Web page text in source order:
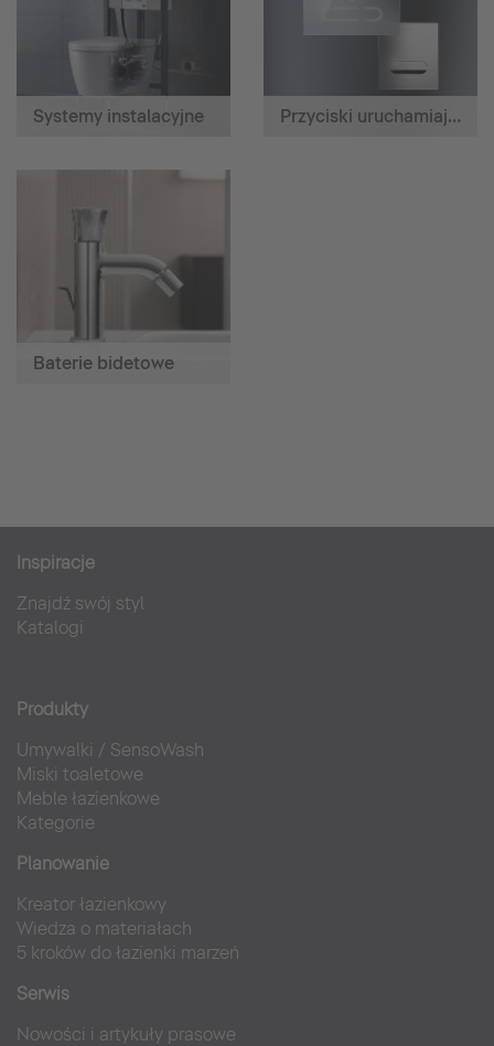
Systemy instalacyjne Przyciski uruchamiające
Baterie bidetowe
Inspiracje
Znajdź swój styl
Katalogi
Produkty
Umywalki / SensoWash
Miski toaletowe
Meble łazienkowe
Kategorie
Planowanie
Kreator łazienkowy
Wiedza o materiałach
5 kroków do łazienki marzeń
Serwis
Nowości i artykuły prasowe